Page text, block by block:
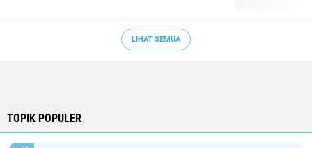
LIHAT SEMUA
TOPIK POPULER